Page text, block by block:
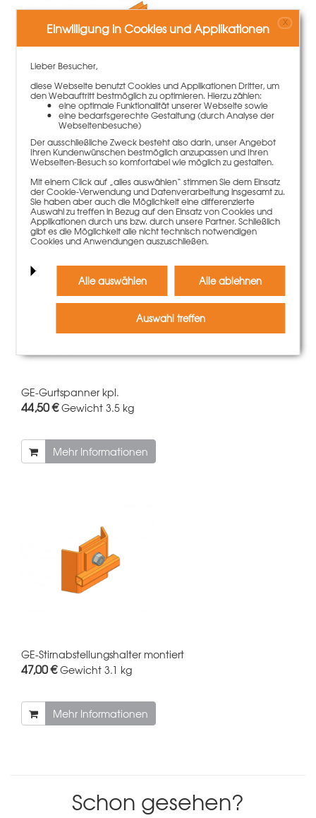
GE-Kombigurt 190cm
277,00 €Gewicht 34 kg
Mehr Informationen
GE-Gurtspanner kpl.
44,50 €Gewicht 3.5 kg
Mehr Informationen
GE-Stirnabstellungshalter montiert
47,00 €Gewicht 3.1 kg
Mehr Informationen
Schon gesehen?
Einwilligung in Cookies und Applikationen X
Lieber Besucher,
diese Webseite benutzt Cookies und Applikationen Dritter, um
den Webauftritt bestmöglich zu optimieren. Hierzu zählen:
eine optimale Funktionalität unserer Webseite sowie
eine bedarfsgerechte Gestaltung (durch Analyse der
Webseitenbesuche)
Der ausschließliche Zweck besteht also darin, unser Angebot
Ihren Kundenwünschen bestmöglich anzupassen und Ihren
Webseiten-Besuch so komfortabel wie möglich zu gestalten.
Mit einem Click auf „alles auswählen“ stimmen Sie dem Einsatz
der Cookie-Verwendung und Datenverarbeitung insgesamt zu.
Sie haben aber auch die Möglichkeit eine differenzierte
Auswahl zu treffen in Bezug auf den Einsatz von Cookies und
Applikationen durch uns bzw. durch unsere Partner. Schließlich
gibt es die Möglichkeit alle nicht technisch notwendigen
Cookies und Anwendungen auszuschließen.
Alle auswählen Alle ablehnen
Auswahl treffen